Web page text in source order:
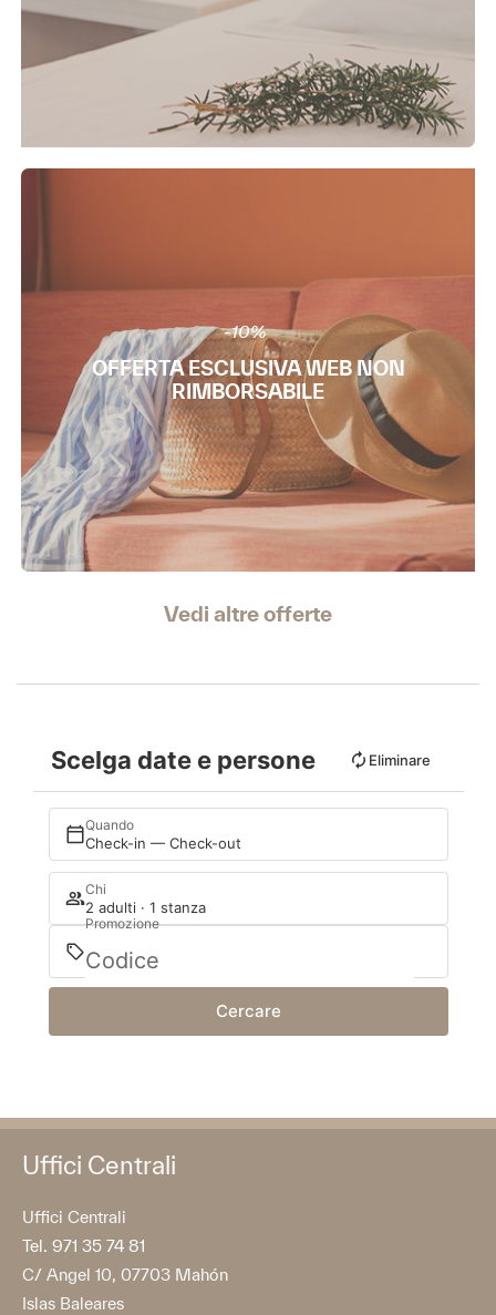
OFFERTA ESCLUSIVA WEB NON
RIMBORSABILE
-10%
Vedi altre offerte
Scelga date e persone Eliminare
Quando
Check-in — Check-out
Chi
2 adulti · 1 stanza
Promozione
Cercare
Uffici Centrali
Uffici Centrali
Tel. 971 35 74 81
C/ Angel 10, 07703 Mahón
Islas Baleares